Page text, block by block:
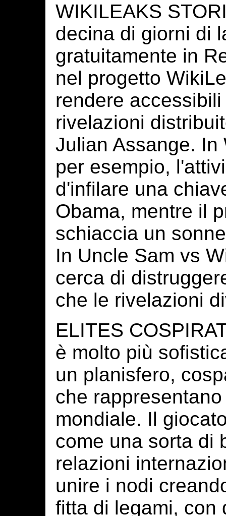
WIKILEAKS
decina di giorni di
gratuitamente in
nel progetto
rendere
rivelazioni
Julian Assange.
per esempio,
d'infilare una
Obama, mentre il
schiaccia un
In Uncle Sam vs
cerca di
che le rivelazioni
ELITES
è molto più
un planisfero,
che
mondiale. Il
come una sorta di
relazioni
unire i nodi
fitta di legami, con